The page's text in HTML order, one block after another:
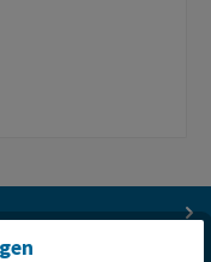
10 keer